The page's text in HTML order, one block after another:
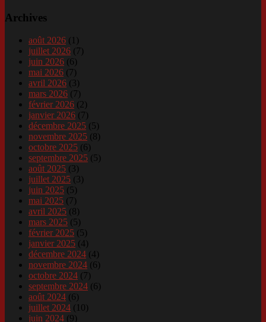
Archives
août 2026 (1)
juillet 2026 (7)
juin 2026 (6)
mai 2026 (7)
avril 2026 (3)
mars 2026 (7)
février 2026 (2)
janvier 2026 (7)
décembre 2025 (5)
novembre 2025 (8)
octobre 2025 (6)
septembre 2025 (5)
août 2025 (3)
juillet 2025 (3)
juin 2025 (5)
mai 2025 (7)
avril 2025 (8)
mars 2025 (5)
février 2025 (5)
janvier 2025 (4)
décembre 2024 (4)
novembre 2024 (6)
octobre 2024 (7)
septembre 2024 (6)
août 2024 (6)
juillet 2024 (10)
juin 2024 (9)